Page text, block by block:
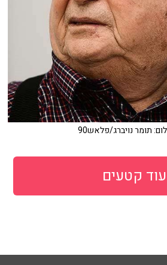
תומר נויברג/פלאש90
עוד קטעים